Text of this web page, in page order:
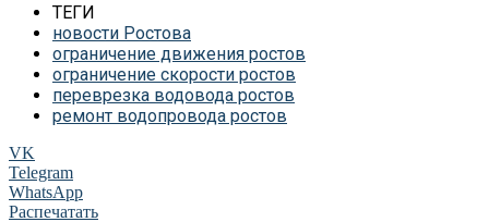
ТЕГИ
новости Ростова
ограничение движения ростов
ограничение скорости ростов
переврезка водовода ростов
ремонт водопровода ростов
VK
Telegram
WhatsApp
Распечатать